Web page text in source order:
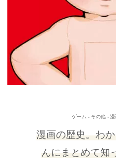
ゲーム . その他 . 漫
漫画の歴史。わ
んにまとめて知